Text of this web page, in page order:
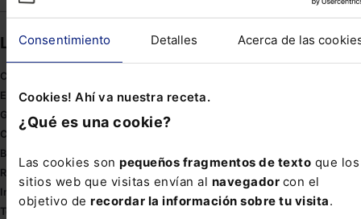
Consentimiento Detalles Acerca de las
Cookies! Ahí va nuestra receta.
¿Qué es una cookie?
Las cookies son pequeños fragmentos de texto que los
sitios web que visitas envían al navegador con el
objetivo de recordar la información sobre tu visita.
Links directos
Coronavirus
Estudio de salud abogacía
Gestión de despachos
Compliance
Buenas Prácticas Tributarias
RGPD
Innovación
Tesauro